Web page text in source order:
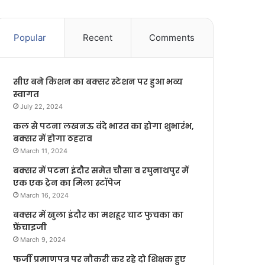
Popular Recent Comments
सीए बने किशन का बक्सर स्टेशन पर हुआ भव्य
स्वागत
July 22, 2024
कल से पटना लखनऊ वंदे भारत का होगा शुभारंभ,
बक्सर में होगा ठहराव
March 11, 2024
बक्सर में पटना इंदौर समेत चौसा व रघुनाथपुर में
एक एक ट्रेन का मिला स्टॉपेज
March 16, 2024
बक्सर में खुला इंदौर का मशहूर चाट फुचका का
फ्रेंचाइजी
March 9, 2024
फर्जी प्रमाणपत्र पर नौकरी कर रहे दो शिक्षक हुए